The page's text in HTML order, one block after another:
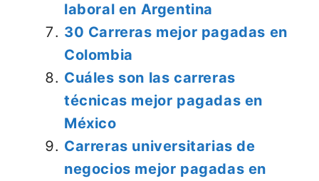
laboral en Argentina
30 Carreras mejor pagadas en
Colombia
Cuáles son las carreras
técnicas mejor pagadas en
México
Carreras universitarias de
negocios mejor pagadas en